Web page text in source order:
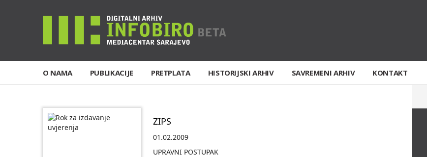
O NAMA PUBLIKACIJE PRETPLATA HISTORIJSKI ARHIV SAVREMENI ARHIV KONTAKT
ZIPS
01.02.2009
UPRAVNI POSTUPAK